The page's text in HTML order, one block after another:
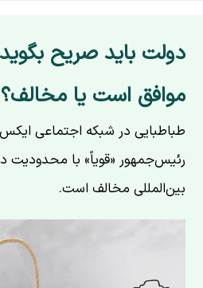
دولت باید صریح
موافق است یا مخالف؟
طباطبایی در شبکه اجتماعی
رئیس‌جمهور «قویاً» با محدودیت
بین‌المللی مخالف است.